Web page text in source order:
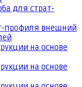
для страт-
профиля внешний
на основе
на основе